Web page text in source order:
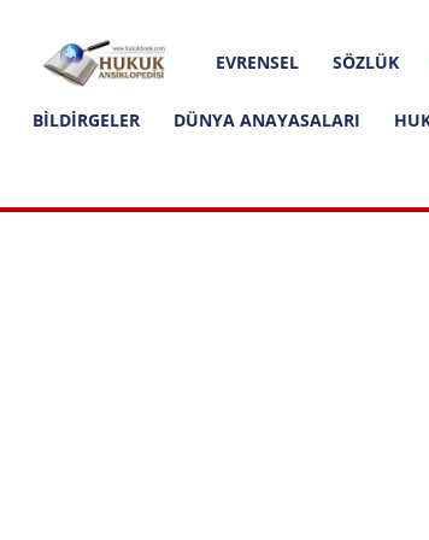
Hukuk
Ansiklopedisi
EVRENSEL SÖZLÜK
BILDIRGELER DÜNYA ANAYASALARI